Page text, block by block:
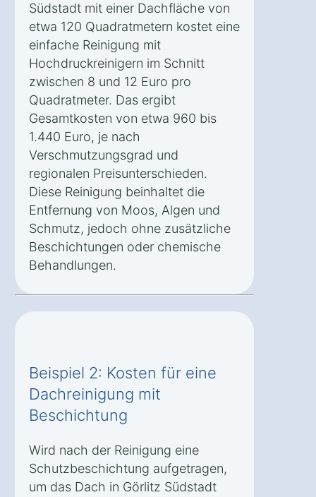
Südstadt mit einer Dachfläche von
etwa 120 Quadratmetern kostet eine
einfache Reinigung mit
Hochdruckreinigern im Schnitt
zwischen 8 und 12 Euro pro
Quadratmeter. Das ergibt
Gesamtkosten von etwa 960 bis
1.440 Euro, je nach
Verschmutzungsgrad und
regionalen Preisunterschieden.
Diese Reinigung beinhaltet die
Entfernung von Moos, Algen und
Schmutz, jedoch ohne zusätzliche
Beschichtungen oder chemische
Behandlungen.
Beispiel 2: Kosten für eine
Dachreinigung mit
Beschichtung
Wird nach der Reinigung eine
Schutzbeschichtung aufgetragen,
um das Dach in Görlitz Südstadt